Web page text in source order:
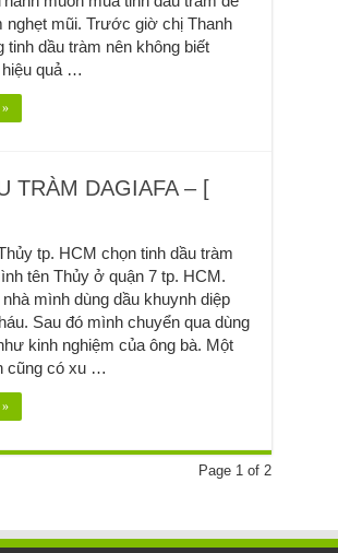
nghẹt mũi. Trước giờ chị Thanh
tinh dầu tràm nên không biết
quả …
TRÀM DAGIAFA – [
tp. HCM chọn tinh dầu tràm
tên Thủy ở quận 7 tp. HCM.
mình dùng dầu khuynh diệp
Sau đó mình chuyển qua dùng
kinh nghiệm của ông bà. Một
cũng có xu …
Page 1 of 2